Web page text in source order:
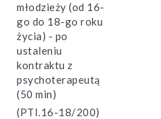
młodzieży (od 16-
go do 18-go roku
życia) - po
ustaleniu
kontraktu z
psychoterapeutą
(50 min)
(PTI.16-18/200)